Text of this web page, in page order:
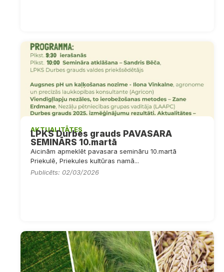
AKTUALITĀTES
LPKS Durbes grauds PAVASARA
SEMINĀRS 10.martā
Aicinām apmeklēt pavasara semināru 10.martā
Priekulē, Priekules kultūras namā...
Publicēts: 02/03/2026